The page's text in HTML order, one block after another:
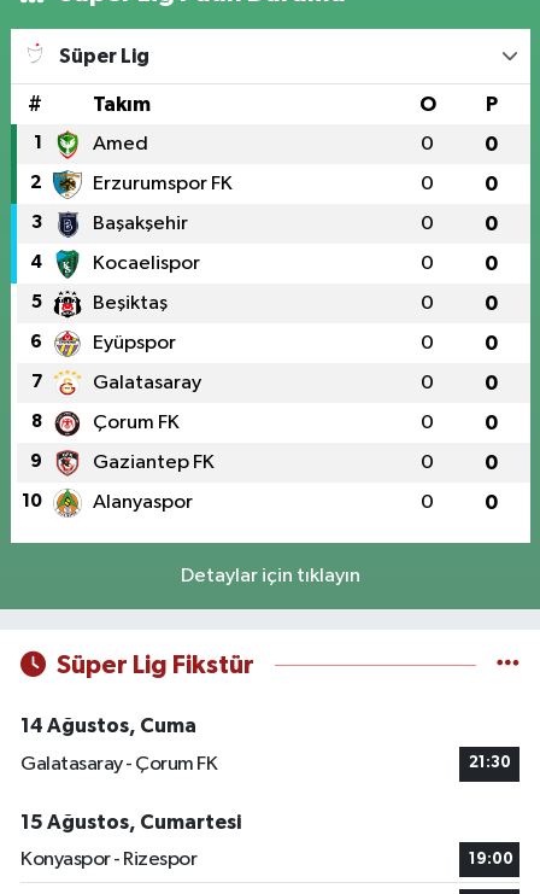
Süper Lig
# Takım O P
1 Amed 0 0
2 Erzurumspor FK 0 0
3 Başakşehir 0 0
4 Kocaelispor 0 0
5 Beşiktaş 0 0
6 Eyüpspor 0 0
7 Galatasaray 0 0
8 Çorum FK 0 0
9 Gaziantep FK 0 0
10 Alanyaspor 0 0
Detaylar için tıklayın
Süper Lig Fikstür
14 Ağustos, Cuma
Galatasaray - Çorum FK
21:30
15 Ağustos, Cumartesi
Konyaspor - Rizespor
19:00